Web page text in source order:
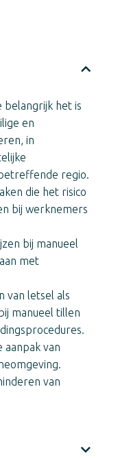
het is
en
in
regio.
die het risico
bij werknemers
bij manueel
met
van letsel als
manueel tillen
van
van